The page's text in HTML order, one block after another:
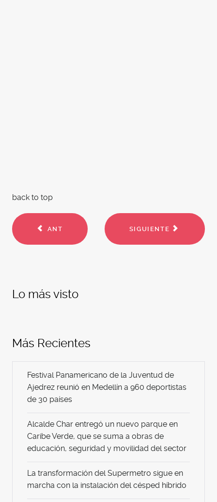
back to top
ANT SIGUIENTE
Lo más visto
Más Recientes
Festival Panamericano de la Juventud de
Ajedrez reunió en Medellín a 960 deportistas
de 30 países
Alcalde Char entregó un nuevo parque en
Caribe Verde, que se suma a obras de
educación, seguridad y movilidad del sector
La transformación del Supermetro sigue en
marcha con la instalación del césped híbrido